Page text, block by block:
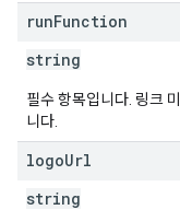
runFunction
string
필수 항목입니다. 링크
니다.
logoUrl
string